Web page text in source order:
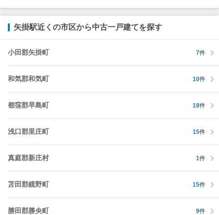
矢掛駅近くの市区から中古一戸建てを探す
小田郡矢掛町 7件
和気郡和気町 10件
都窪郡早島町 18件
浅口郡里庄町 15件
真庭郡新庄村 1件
苫田郡鏡野町 15件
勝田郡勝央町 9件